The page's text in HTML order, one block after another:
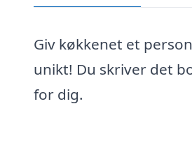
Giv køkkenet et
unikt! Du skriver det
for dig.